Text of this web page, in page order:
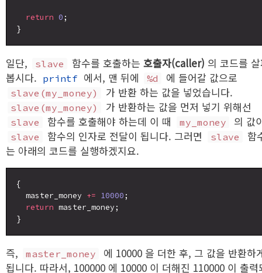
return 0 ;
일단, slave 함수를 호출하는호출자(caller) 의 코드를
봅시다. printf 에서, 맨 뒤에 %d 에 들어갈 값으로
slave(my_money) 가 반환 하는 값을 넣었습니다.
slave(my_money) 가 반환하는 값을 먼저 넣기 위해선
slave 함수를 호출해야 하는데 이 때 my_money 의 값
slave 함수의 인자로 전달이 됩니다. 그러면 slave
함
는 아래의 코드를 실행하겠지요.
{
  master_money
+= 10000 ;
return master_money;
즉, master_money
에 10000 을 더한 후, 그 값을 반환하
됩니다. 따라서, 100000 에 10000 이 더해진 110000 이 출력